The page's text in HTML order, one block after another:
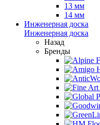
13 мм
14 мм
Инженерная доска
Инженерная доска
Назад
Бренды